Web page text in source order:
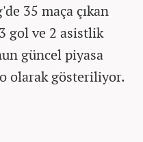
35 maça çıkan
gol ve 2 asistlik
güncel piyasa
olarak gösteriliyor.